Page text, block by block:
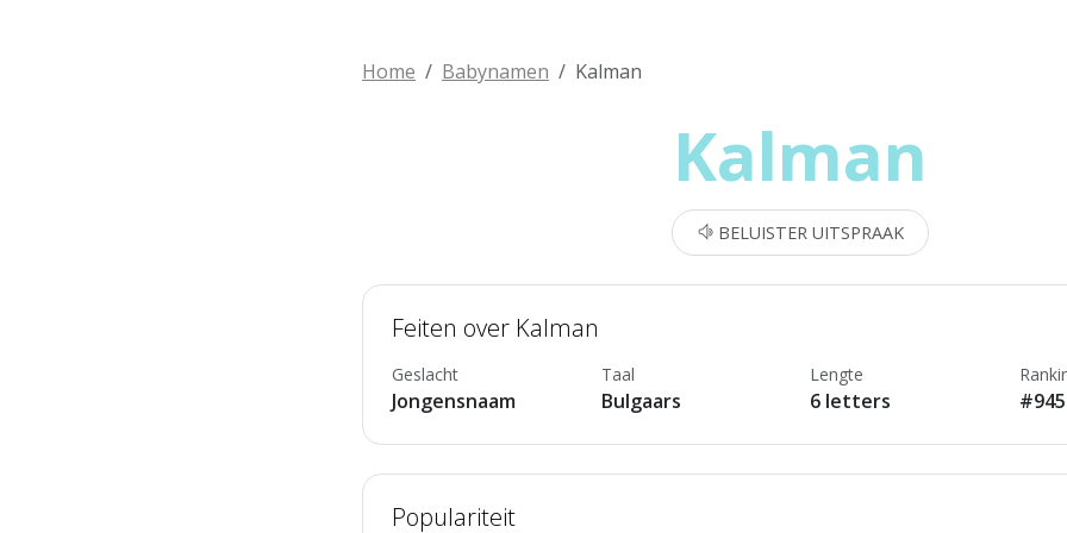
Home Babynamen Kalman
Kalman
BELUISTER UITSPRAAK
Feiten over Kalman
Geslacht
Jongensnaam
Taal
Bulgaars
Lengte
6 letters
Populariteit